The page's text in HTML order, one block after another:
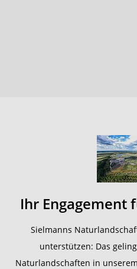
Ihr Engagement
Sielmanns
unterstützen: Das
Naturlandschaften in